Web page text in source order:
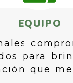
EQUIPO
para
que